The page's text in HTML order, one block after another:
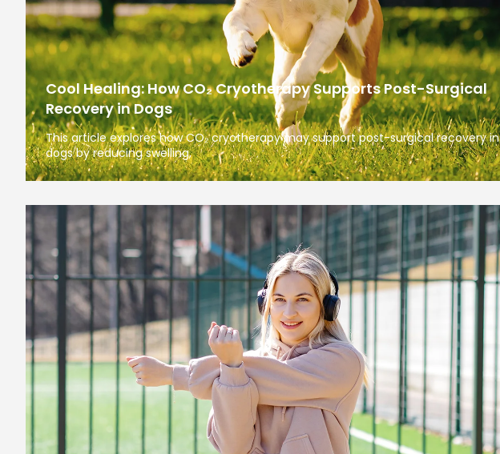
Cool Healing: How CO₂ Cryotherapy Supports Post-Surgical
Recovery in Dogs
This article explores how CO₂ cryotherapy may support post-surgical recovery in
dogs by reducing swelling,